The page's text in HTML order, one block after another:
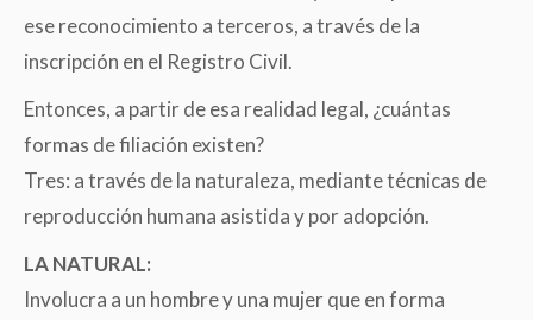
ese reconocimiento a terceros, a través de la
inscripción en el Registro Civil.
Entonces, a partir de esa realidad legal, ¿cuántas
formas de filiación existen?
Tres: a través de la naturaleza, mediante técnicas de
reproducción humana asistida y por adopción.
LA NATURAL:
Involucra a un hombre y una mujer que en forma